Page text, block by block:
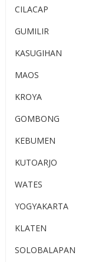
CILACAP
GUMILIR
KASUGIHAN
MAOS
KROYA
GOMBONG
KEBUMEN
KUTOARJO
WATES
YOGYAKARTA
KLATEN
SOLOBALAPAN